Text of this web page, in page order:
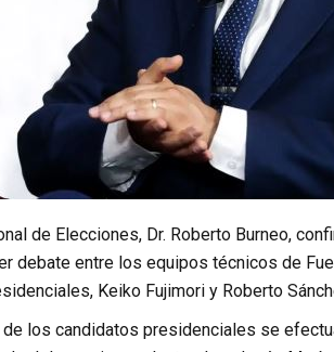
de Elecciones, Dr. Roberto Burneo,
debate entre los equipos técnicos de
Keiko Fujimori y Roberto
los candidatos presidenciales se